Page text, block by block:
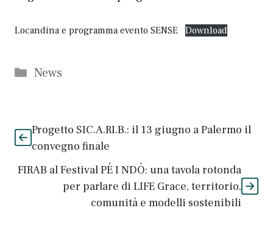
Locandina e programma evento SENSE Download
Categorie
News
Progetto SIC.A.RI.B.: il 13 giugno a Palermo il
convegno finale
FIRAB al Festival PÉ I NDÒ: una tavola rotonda
per parlare di LIFE Grace, territorio,
comunità e modelli sostenibili